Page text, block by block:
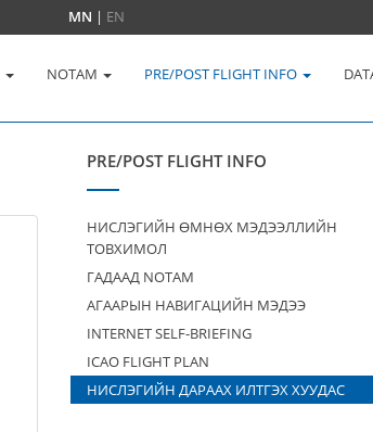
MN | EN
NOTAM PRE/POST FLIGHT INFO
PRE/POST FLIGHT INFO
НИСЛЭГИЙН ӨМНӨХ МЭДЭЭЛЛИЙН
ТОВХИМОЛ
ГАДААД NOTAM
АГААРЫН НАВИГАЦИЙН МЭДЭЭ
INTERNET SELF-BRIEFING
ICAO FLIGHT PLAN
НИСЛЭГИЙН ДАРААХ ИЛТГЭХ ХУУДАС